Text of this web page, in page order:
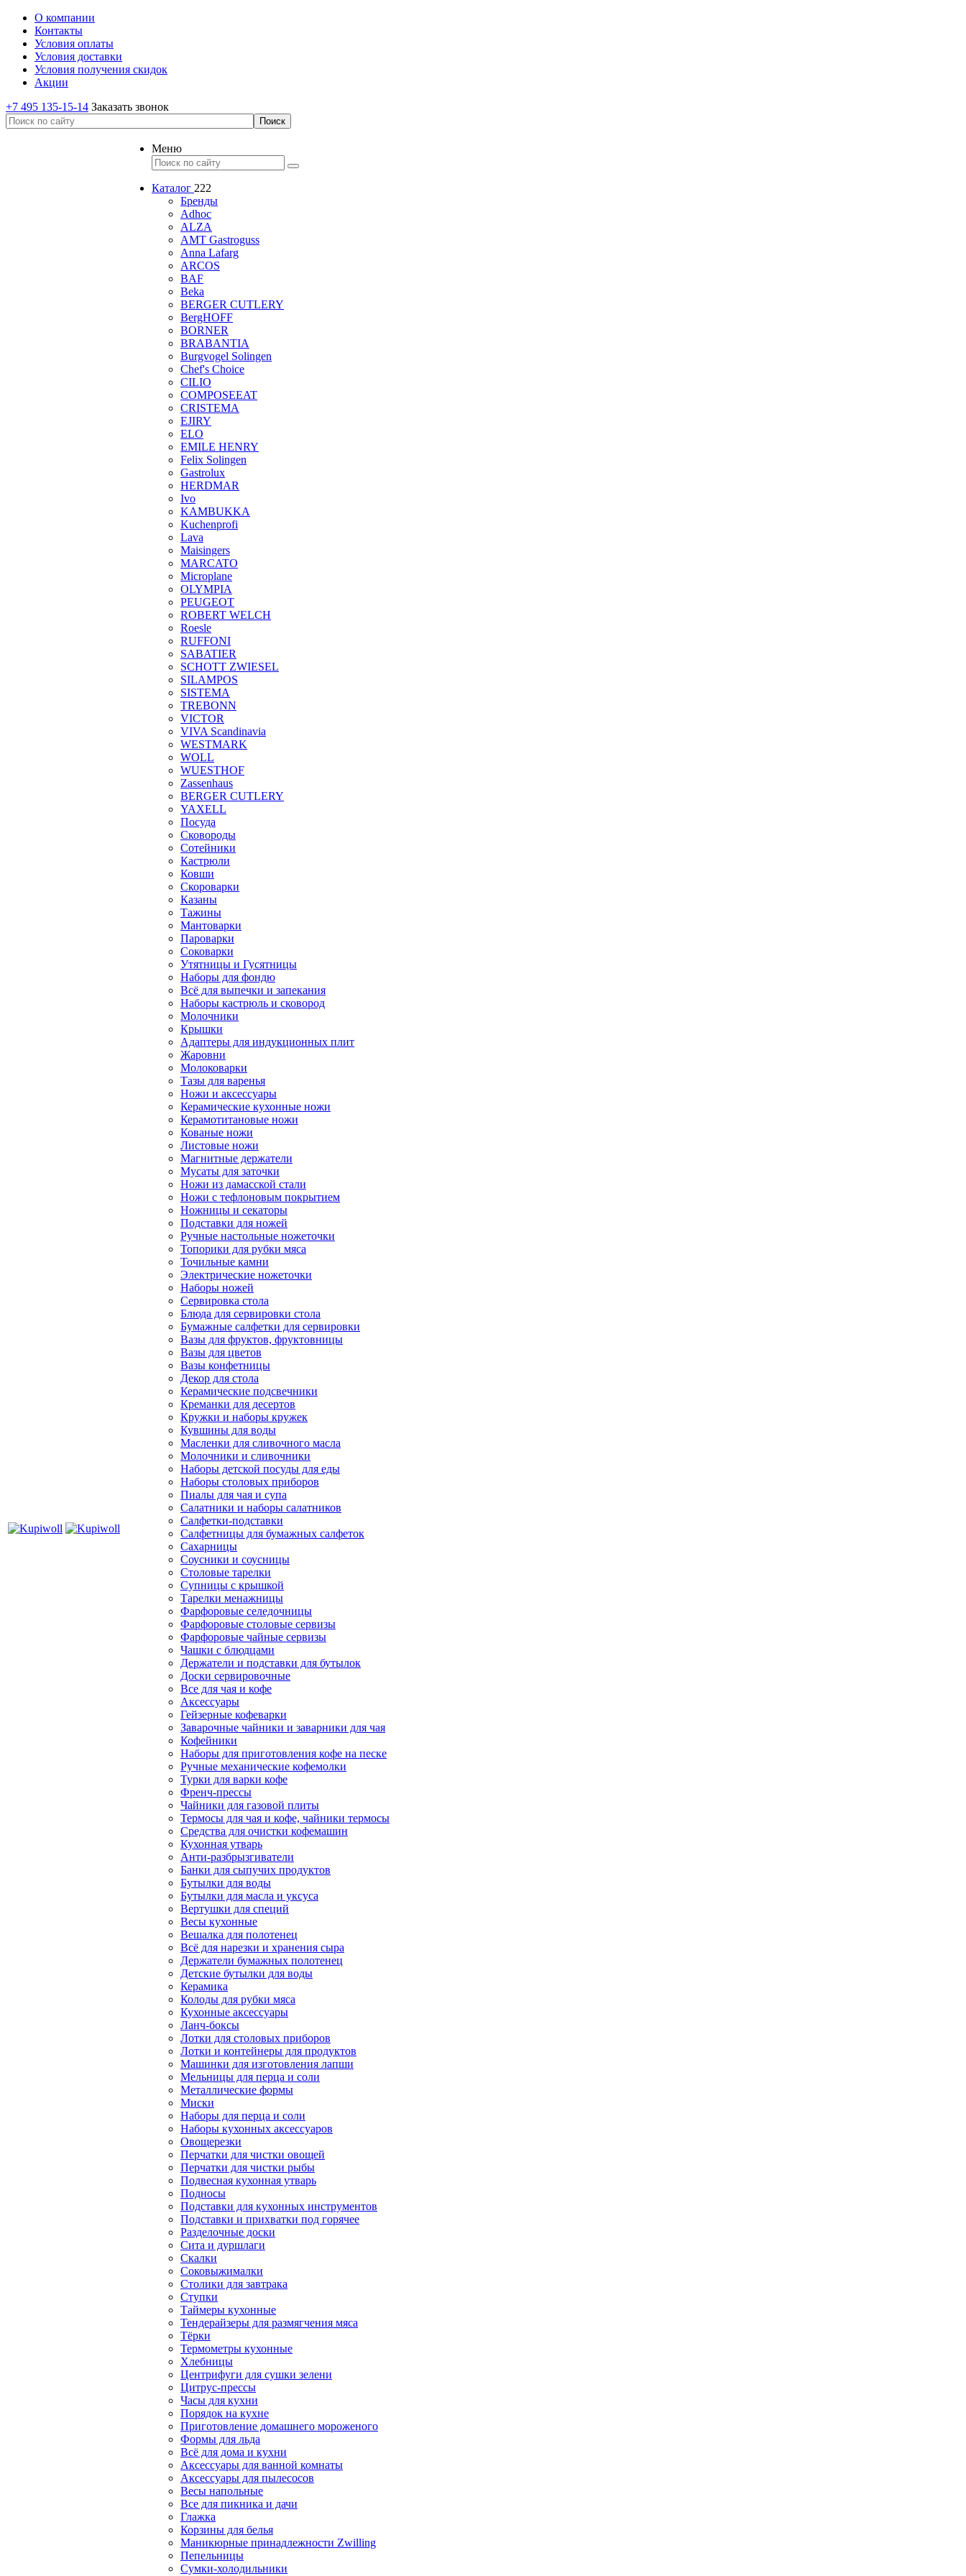
О компании
Контакты
Условия оплаты
Условия доставки
Условия получения скидок
Акции
+7 495 135-15-14 Заказать звонок
Меню
Каталог 222
Бренды
Adhoc
ALZA
AMT Gastroguss
Anna Lafarg
ARCOS
BAF
Beka
BERGER CUTLERY
BergHOFF
BORNER
BRABANTIA
Burgvogel Solingen
Chef's Choice
CILIO
COMPOSEEAT
CRISTEMA
EJIRY
ELO
EMILE HENRY
Felix Solingen
Gastrolux
HERDMAR
Ivo
KAMBUKKA
Kuchenprofi
Lava
Maisingers
MARCATO
Microplane
OLYMPIA
PEUGEOT
ROBERT WELCH
Roesle
RUFFONI
SABATIER
SCHOTT ZWIESEL
SILAMPOS
SISTEMA
TREBONN
VICTOR
VIVA Scandinavia
WESTMARK
WOLL
WUESTHOF
Zassenhaus
BERGER CUTLERY
YAXELL
Посуда
Сковороды
Сотейники
Кастрюли
Ковши
Скороварки
Казаны
Тажины
Мантоварки
Пароварки
Соковарки
Утятницы и Гусятницы
Наборы для фондю
Всё для выпечки и запекания
Наборы кастрюль и сковород
Молочники
Крышки
Адаптеры для индукционных плит
Жаровни
Молоковарки
Тазы для варенья
Ножи и аксессуары
Керамические кухонные ножи
Керамотитановые ножи
Кованые ножи
Листовые ножи
Магнитные держатели
Мусаты для заточки
Ножи из дамасской стали
Ножи с тефлоновым покрытием
Ножницы и секаторы
Подставки для ножей
Ручные настольные ножеточки
Топорики для рубки мяса
Точильные камни
Электрические ножеточки
Наборы ножей
Сервировка стола
Блюда для сервировки стола
Бумажные салфетки для сервировки
Вазы для фруктов, фруктовницы
Вазы для цветов
Вазы конфетницы
Декор для стола
Керамические подсвечники
Креманки для десертов
Кружки и наборы кружек
Кувшины для воды
Масленки для сливочного масла
Молочники и сливочники
Наборы детской посуды для еды
Наборы столовых приборов
Пиалы для чая и супа
Салатники и наборы салатников
Салфетки-подставки
Салфетницы для бумажных салфеток
Сахарницы
Соусники и соусницы
Столовые тарелки
Супницы с крышкой
Тарелки менажницы
Фарфоровые селедочницы
Фарфоровые столовые сервизы
Фарфоровые чайные сервизы
Чашки с блюдцами
Держатели и подставки для бутылок
Доски сервировочные
Все для чая и кофе
Аксессуары
Гейзерные кофеварки
Заварочные чайники и заварники для чая
Кофейники
Наборы для приготовления кофе на песке
Ручные механические кофемолки
Турки для варки кофе
Френч-прессы
Чайники для газовой плиты
Термосы для чая и кофе, чайники термосы
Средства для очистки кофемашин
Кухонная утварь
Анти-разбрызгиватели
Банки для сыпучих продуктов
Бутылки для воды
Бутылки для масла и уксуса
Вертушки для специй
Весы кухонные
Вешалка для полотенец
Всё для нарезки и хранения сыра
Держатели бумажных полотенец
Детские бутылки для воды
Керамика
Колоды для рубки мяса
Кухонные аксессуары
Ланч-боксы
Лотки для столовых приборов
Лотки и контейнеры для продуктов
Машинки для изготовления лапши
Мельницы для перца и соли
Металлические формы
Миски
Наборы для перца и соли
Наборы кухонных аксессуаров
Овощерезки
Перчатки для чистки овощей
Перчатки для чистки рыбы
Подвесная кухонная утварь
Подносы
Подставки для кухонных инструментов
Подставки и прихватки под горячее
Разделочные доски
Сита и дуршлаги
Скалки
Соковыжималки
Столики для завтрака
Ступки
Таймеры кухонные
Тендерайзеры для размягчения мяса
Тёрки
Термометры кухонные
Хлебницы
Центрифуги для сушки зелени
Цитрус-прессы
Часы для кухни
Порядок на кухне
Приготовление домашнего мороженого
Формы для льда
Всё для дома и кухни
Аксессуары для ванной комнаты
Аксессуары для пылесосов
Весы напольные
Все для пикника и дачи
Глажка
Корзины для белья
Маникюрные принадлежности Zwilling
Пепельницы
Сумки-холодильники